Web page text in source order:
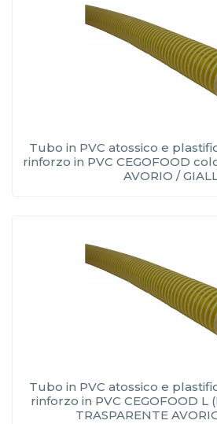
Tubo in PVC atossico e
rinforzo in PVC CEGOFOOD
AVORIO /
Tubo in PVC atossico e
rinforzo in PVC CEGOFOOD L
TRASPARENTE